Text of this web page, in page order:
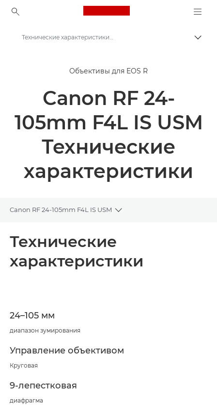
Canon Logo, back to
Объективы для камер Canon
Технические характеристики и функции - RF 24-105mm F4L IS USM
Объективы для EOS R
Canon RF 24-
105mm F4L IS USM
Технические
характеристики
Canon RF 24-105mm F4L IS USM
Toggle breadcrumbs
Технические характеристики
Технические
характеристики
24–105 мм
диапазон зумирования
Управление объективом
Круговая
9-лепестковая
диафрагма